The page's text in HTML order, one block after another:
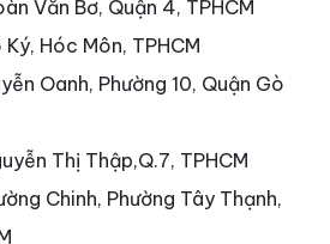
Văn Bơ, Quận 4, TPHCM
Hóc Môn, TPHCM
Oanh, Phường 10, Quận Gò
Thị Thập,Q.7, TPHCM
Chinh, Phường Tây Thạnh,